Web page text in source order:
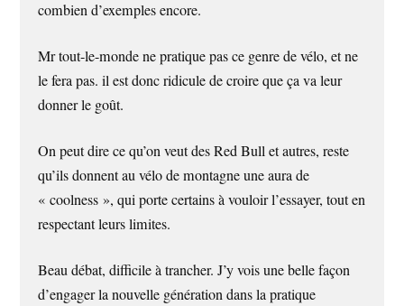
combien d’exemples encore.
Mr tout-le-monde ne pratique pas ce genre de vélo, et ne
le fera pas. il est donc ridicule de croire que ça va leur
donner le goût.
On peut dire ce qu’on veut des Red Bull et autres, reste
qu’ils donnent au vélo de montagne une aura de
« coolness », qui porte certains à vouloir l’essayer, tout en
respectant leurs limites.
Beau débat, difficile à trancher. J’y vois une belle façon
d’engager la nouvelle génération dans la pratique